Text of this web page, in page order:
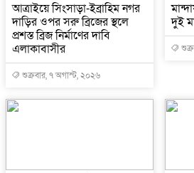
আত্রাইয়ে সিংসাড়া-ইব্রাহিম নগর
দাড়ির ওপর সরু ব্রিজের স্থলে
প্রশস্ত ব্রিজ নির্মাণের দাবি
এলাকাবাসীর
শুক্রবার, ৭ অগাস্ট, ২০২৬
দুই